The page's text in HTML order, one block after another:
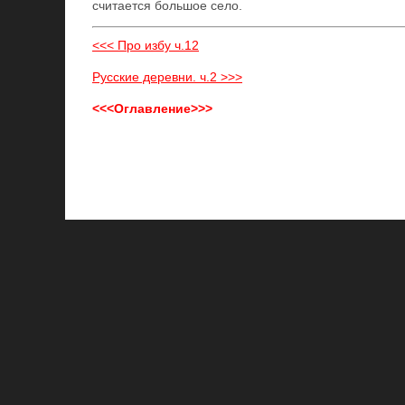
считается большое село.
<<< Про избу ч.12
Русские деревни. ч.2 >>>
<<<Оглавление>>>